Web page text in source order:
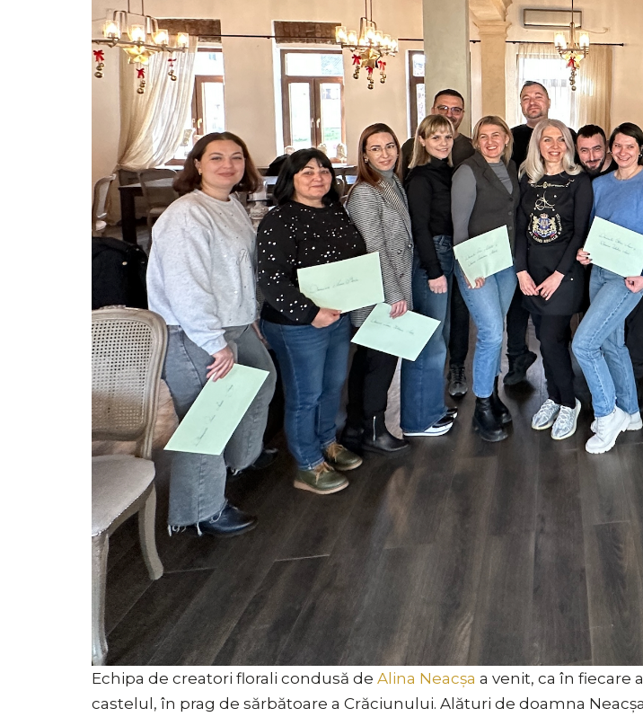
Echipa de creatori florali condusă de Alina Neacșa a venit, ca în fiecare
castelul, în prag de sărbătoare a Crăciunului. Alături de doamna